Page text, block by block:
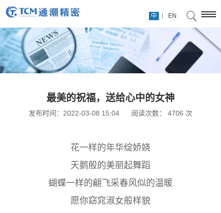
中 EN
最美的祝福，送给心中的女神
发布时间：2022-03-08 15:04 阅读次数： 4706 次
花一样的年华绽娇娆
天鹅般的美丽起舞蹈
蝴蝶一样的翩飞采春风似的温暖
愿你窈窕淑女般样貌